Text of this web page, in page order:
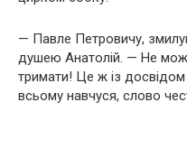
— Павле Петровичу,
душею Анатолій. — Не можу
тримати! Це ж із досвідом
всьому навчуся, слово